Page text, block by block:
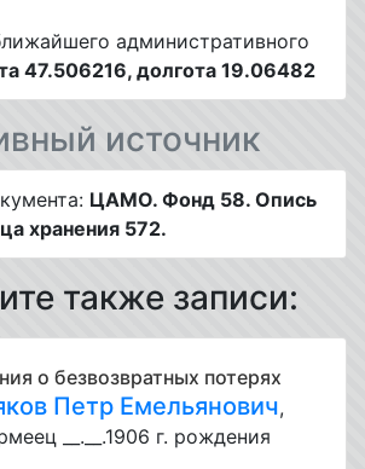
административного
47.506216, долгота 19.06482
источник
ЦАМО. Фонд 58. Опись
хранения 572.
также записи:
о безвозвратных потерях
Петр Емельянович,
__.__.1906 г. рождения